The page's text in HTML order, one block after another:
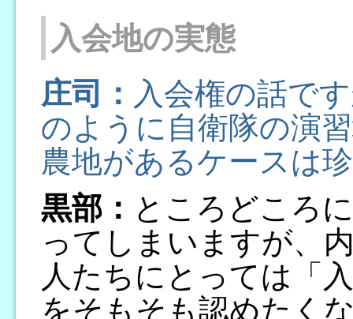
入会地の実態
庄司： 入会権の話で
のように自衛隊の演
農地があるケースは
黒部： ところどころ
ってしまいますが、
人たちにとっては「
をそもそも認めたく